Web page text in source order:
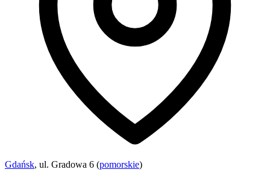
Gdańsk, ul. Gradowa 6 (pomorskie)